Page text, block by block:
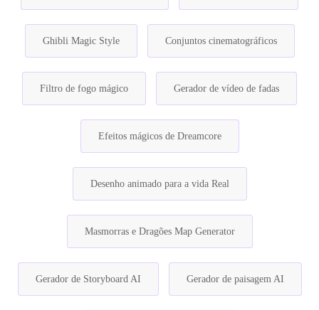
Ghibli Magic Style Conjuntos cinematográficos
Filtro de fogo mágico Gerador de vídeo de fadas
Efeitos mágicos de Dreamcore
Desenho animado para a vida Real
Masmorras e Dragões Map Generator
Gerador de Storyboard AI Gerador de paisagem AI